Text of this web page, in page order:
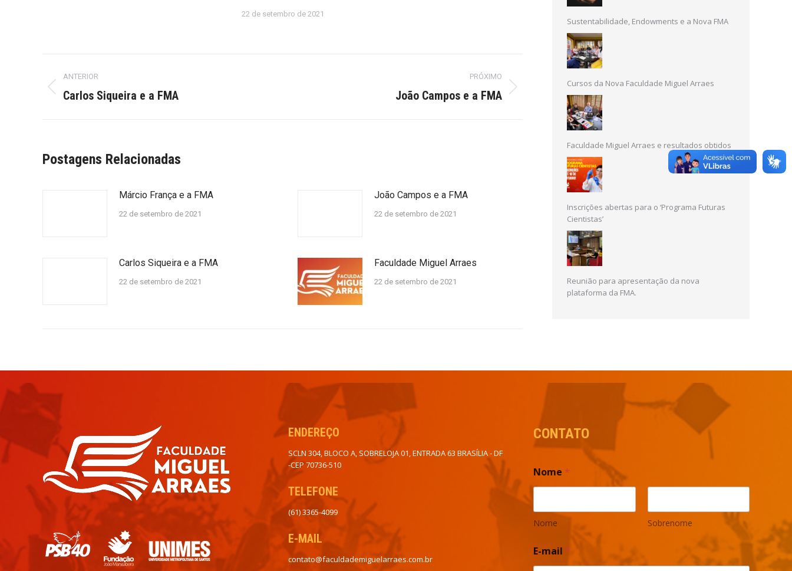
22 de setembro de 2021
de
ANTERIOR
Post
Carlos Siqueira e a FMA
PRÓXIMO
João Campos e a FMA
Postagens Relacionadas
Márcio França e a FMA
22 de setembro de 2021
João Campos e a FMA
22 de setembro de 2021
Carlos Siqueira e a FMA
22 de setembro de 2021
Faculdade Miguel Arraes
22 de setembro de 2021
Sustentabilidade, Endowments e a Nova FMA
Cursos da Nova Faculdade Miguel Arraes
Faculdade Miguel Arraes e resultados obtidos
Inscrições abertas para o ‘Programa Futuras
Cientistas’
Reunião para apresentação da nova
plataforma da FMA.
ENDEREÇO
SCLN 304, BLOCO A, SOBRELOJA 01, ENTRADA 63 BRASÍLIA - DF
-CEP 70736-510
TELEFONE
(61) 3365-4099
E-MAIL
contato@faculdademiguelarraes.com.br
CONTATO
Nome *
Nome Sobrenome
E-mail *